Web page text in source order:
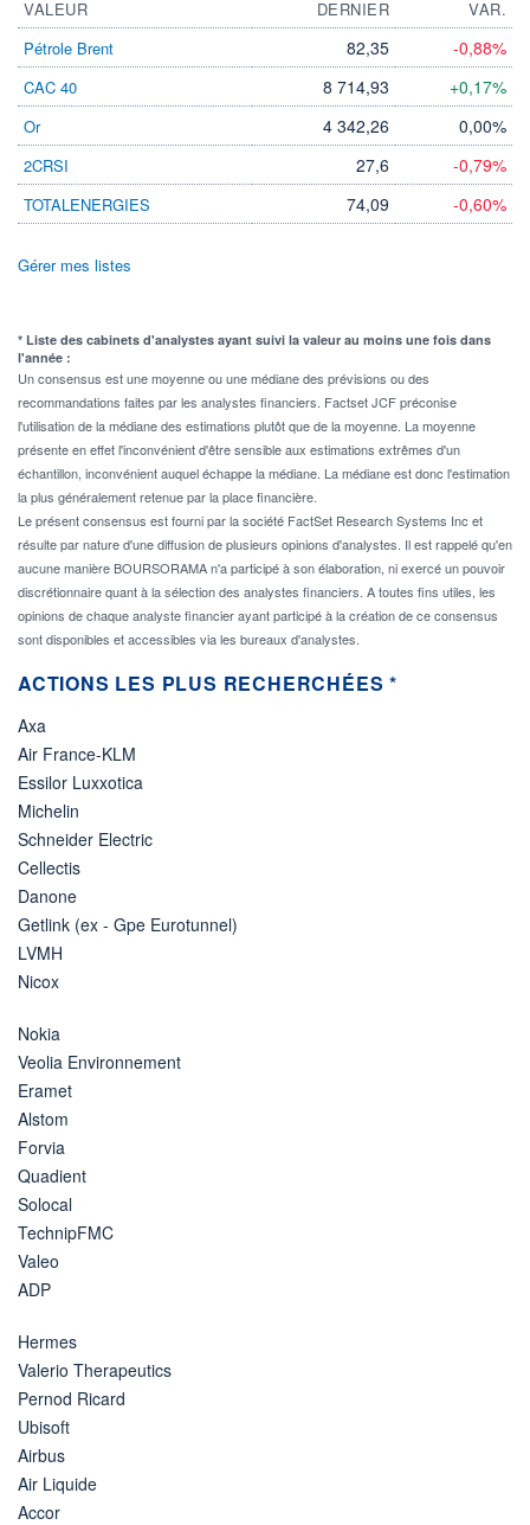
VALEUR DERNIER
VAR.
Pétrole Brent
82,35 -0,88%
CAC 40 8 714,93 +0,17%
Or 4 342,26 0,00%
2CRSI 27,6 -0,79%
TOTALENERGIES 74,09 -0,60%
Gérer mes listes
* Liste des cabinets d'analystes ayant suivi la valeur au moins une fois dans
l'année :
Un consensus est une moyenne ou une médiane des prévisions ou des
recommandations faites par les analystes financiers. Factset JCF préconise
l'utilisation de la médiane des estimations plutôt que de la moyenne. La moyenne
présente en effet l'inconvénient d'être sensible aux estimations extrêmes d'un
échantillon, inconvénient auquel échappe la médiane. La médiane est donc l'estimation
la plus généralement retenue par la place financière.
Le présent consensus est fourni par la société FactSet Research Systems Inc et
résulte par nature d'une diffusion de plusieurs opinions d'analystes. Il est rappelé qu'en
aucune manière BOURSORAMA n'a participé à son élaboration, ni exercé un pouvoir
discrétionnaire quant à la sélection des analystes financiers. A toutes fins utiles, les
opinions de chaque analyste financier ayant participé à la création de ce consensus
sont disponibles et accessibles via les bureaux d'analystes.
ACTIONS LES PLUS RECHERCHÉES *
Axa
Air France-KLM
Essilor Luxxotica
Michelin
Schneider Electric
Cellectis
Danone
Getlink (ex - Gpe Eurotunnel)
LVMH
Nicox
Nokia
Veolia Environnement
Eramet
Alstom
Forvia
Quadient
Solocal
TechnipFMC
Valeo
ADP
Hermes
Valerio Therapeutics
Pernod Ricard
Ubisoft
Airbus
Air Liquide
Accor